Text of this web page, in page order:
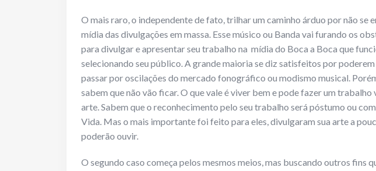
O mais raro, o independente de fato, trilhar um caminho árduo por não se
mídia das divulgações em massa. Esse músico ou Banda vai furando os
para divulgar e apresentar seu trabalho na mídia do Boca a Boca que
selecionando seu público. A grande maioria se diz satisfeitos por
passar por oscilações do mercado fonográfico ou modismo musical.
sabem que não vão ficar. O que vale é viver bem e pode fazer um
arte. Sabem que o reconhecimento pelo seu trabalho será póstumo ou
Vida. Mas o mais importante foi feito para eles, divulgaram sua arte a
poderão ouvir.
O segundo caso começa pelos mesmos meios, mas buscando outros fins